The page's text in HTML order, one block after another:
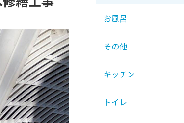
お風呂
その他
キッチン
トイレ